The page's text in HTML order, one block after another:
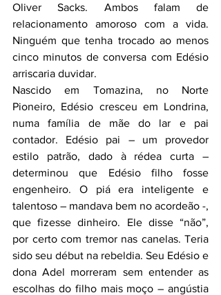
Oliver Sacks. Ambos falam de
relacionamento amoroso com a vida.
Ninguém que tenha trocado ao menos
cinco minutos de conversa com Edésio
arriscaria duvidar.
Nascido em Tomazina, no Norte
Pioneiro, Edésio cresceu em Londrina,
numa família de mãe do lar e pai
contador. Edésio pai – um provedor
estilo patrão, dado à rédea curta –
determinou que Edésio filho fosse
engenheiro. O piá era inteligente e
talentoso – mandava bem no acordeão -,
que fizesse dinheiro. Ele disse “não”,
por certo com tremor nas canelas. Teria
sido seu début na rebeldia. Seu Edésio e
dona Adel morreram sem entender as
escolhas do filho mais moço – angústia